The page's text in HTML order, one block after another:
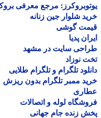
مرجع معرفی بروکرها
شلوار جین زنانه
گوشی
پدیا
سایت در مشهد
نوزاد
تلگرام و تلگرام طلایی
ممبر تلگرام بدون ریزش
لوله و اتصالات
زنده جام جهانی